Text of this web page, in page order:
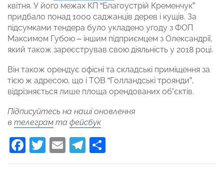
квітня. У його межах КП “Благоустрій Кременчук”
придбало понад 1000 саджанців дерев і кущів. За
підсумками тендера було укладено угоду з ФОП
Максимом Губою – іншим підприємцем з Олександрії,
який також зареєстрував свою діяльність у 2018 році.
Він також орендує офісні та складські приміщення за
тією ж адресою, що і ТОВ “Голландські троянди”,
відрізняється лише площа орендованих об’єктів.
Підписуйтесь на наші оновлення
в телеграм та фейсбук
Facebook
Twitter
EmailTelegram